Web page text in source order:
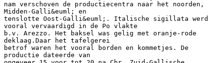
nam verschoven de productiecentra naar het noorden,
Midden-Galli&euml; en
tenslotte Oost-Galli&euml;. Italische sigillata werd
vooral vervaardigd in de Po vlakte
b.v. Arezzo. Het baksel was gelig met oranje-rode
deklaag.Daar het tafelgerei
betrof waren het vooral borden en kommetjes. De
productie dateerde van